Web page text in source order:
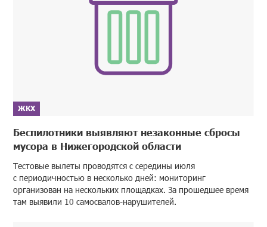
ЖКХ
Беспилотники выявляют незаконные сбросы
мусора в Нижегородской области
Тестовые вылеты проводятся с середины июля
с периодичностью в несколько дней: мониторинг
организован на нескольких площадках. За прошедшее время
там выявили 10 самосвалов-нарушителей.